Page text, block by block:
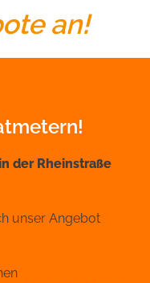
an!
der Rheinstraße
unser Angebot